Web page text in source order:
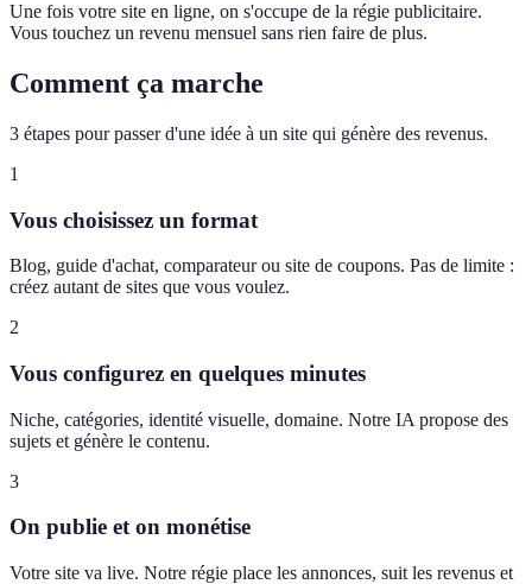
Une fois votre site en ligne, on s'occupe de la régie publicitaire.
Vous touchez un revenu mensuel sans rien faire de plus.
Comment ça marche
3 étapes pour passer d'une idée à un site qui génère des revenus.
1
Vous choisissez un format
Blog, guide d'achat, comparateur ou site de coupons. Pas de limite :
créez autant de sites que vous voulez.
2
Vous configurez en quelques minutes
Niche, catégories, identité visuelle, domaine. Notre IA propose des
sujets et génère le contenu.
3
On publie et on monétise
Votre site va live. Notre régie place les annonces, suit les revenus et